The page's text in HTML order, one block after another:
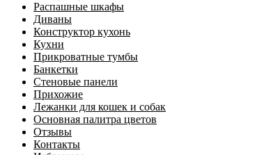
Распашные шкафы
Диваны
Конструктор кухонь
Кухни
Прикроватные тумбы
Банкетки
Стеновые панели
Прихожие
Лежанки для кошек и собак
Основная палитра цветов
Отзывы
Контакты